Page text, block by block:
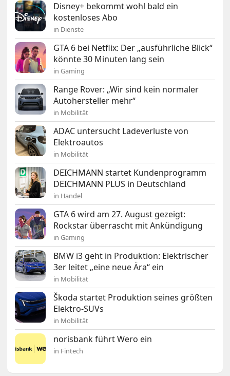
Disney+ bekommt wohl bald ein
kostenloses Abo
in Dienste
GTA 6 bei Netflix: Der „ausführliche Blick“
könnte 30 Minuten lang sein
in Gaming
Range Rover: „Wir sind kein normaler
Autohersteller mehr“
in Mobilität
ADAC untersucht Ladeverluste von
Elektroautos
in Mobilität
DEICHMANN startet Kundenprogramm
DEICHMANN PLUS in Deutschland
in Handel
GTA 6 wird am 27. August gezeigt:
Rockstar überrascht mit Ankündigung
in Gaming
BMW i3 geht in Produktion: Elektrischer
3er leitet „eine neue Ära“ ein
in Mobilität
Škoda startet Produktion seines größten
Elektro-SUVs
in Mobilität
norisbank führt Wero ein
in Fintech